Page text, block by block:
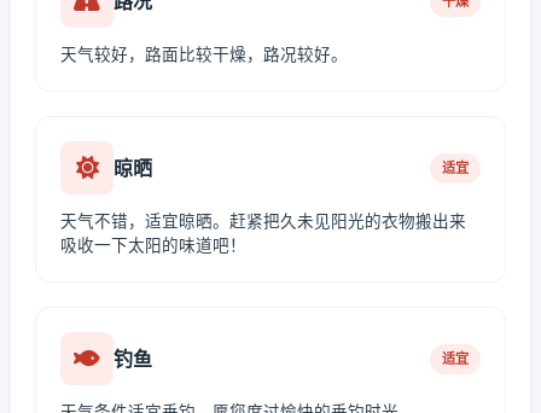
天气较好，路面比较干燥，路况较好。
晾晒 适宜
天气不错，适宜晾晒。赶紧把久未见阳光的衣物搬出来
吸收一下太阳的味道吧！
钓鱼 适宜